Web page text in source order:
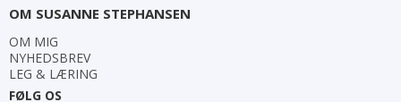
OM SUSANNE STEPHANSEN
OM MIG
NYHEDSBREV
LEG & LÆRING
FØLG OS